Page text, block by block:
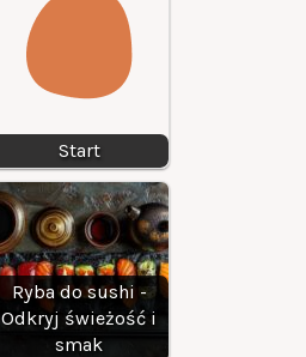
Start
Ryba do sushi -
Odkryj świeżość i
smak